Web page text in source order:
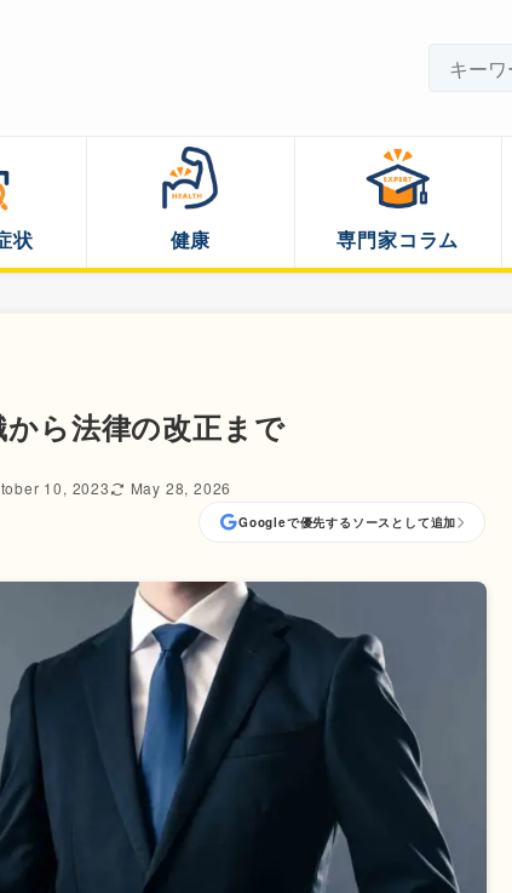
状 健康 専門家コラム
ら法律の改正まで
10, 2023 May 28, 2026
Googleで優先するソースとして追加